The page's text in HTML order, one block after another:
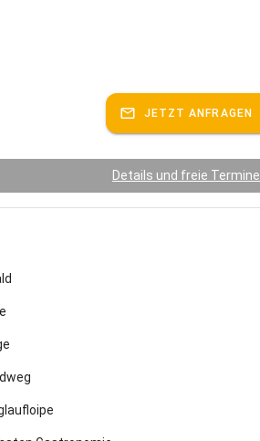
Ferienwohnung willkommen zu heißen
JETZT ANFRAGEN
Details und freie Termine